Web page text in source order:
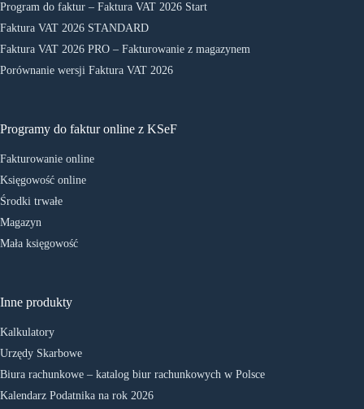
Program do faktur – Faktura VAT 2026 Start
Faktura VAT 2026 STANDARD
Faktura VAT 2026 PRO – Fakturowanie z magazynem
Porównanie wersji Faktura VAT 2026
Programy do faktur online z KSeF
Fakturowanie online
Księgowość online
Środki trwałe
Magazyn
Mała księgowość
Inne produkty
Kalkulatory
Urzędy Skarbowe
Biura rachunkowe – katalog biur rachunkowych w Polsce
Kalendarz Podatnika na rok 2026